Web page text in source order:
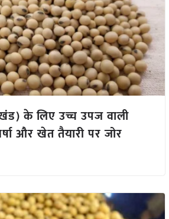
के लिए उच्च उपज वाली
और खेत तैयारी पर जोर